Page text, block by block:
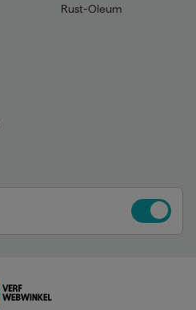
Rust-Oleum